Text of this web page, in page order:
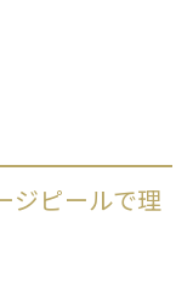
ジピールで理